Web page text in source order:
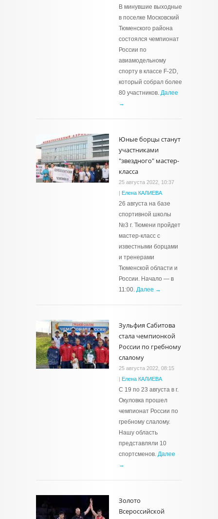
В минувшие выходные
в поселке Московский
Тюменского района
состоялся чемпионат
России по
авиамодельному
спорту в классе F-2D,
который собрал более
80 участников. Далее
→
Юные борцы станут
участниками
"звездного" мастер-
класса
25 августа 2022, 10:37
| Елена КАЛИЕВА
26 августа на базе
спортивной школы
№3 г. Тюмени пройдет
мастер-класс с
известными борцами
и тренерами
Тюменской области и
России. Начало — в
11:00. Далее →
Зульфия Сабитова
стала чемпионкой
России по гребному
слалому
25 августа 2022, 08:15
| Елена КАЛИЕВА
С 19 по 23 августа в г.
Окуловка прошел
чемпионат России по
гребному слалому.
Нашу область
представляли 10
спортсменов. Далее
→
Золото
Всероссийской